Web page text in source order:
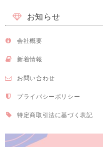
お知らせ
会社概要
新着情報
お問い合わせ
プライバシーポリシー
特定商取引法に基づく表記